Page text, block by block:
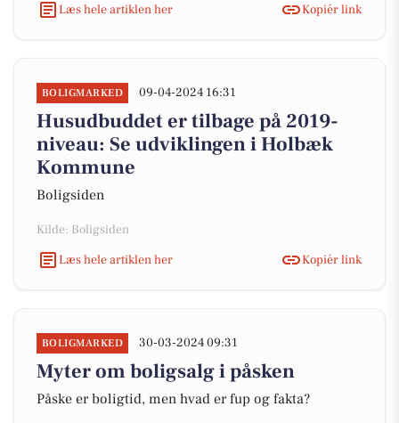
Læs hele artiklen her
Kopiér link
BOLIGMARKED 09-04-2024 16:31
Husudbuddet er tilbage på 2019-
niveau: Se udviklingen i Holbæk
Kommune
Boligsiden
Kilde: Boligsiden
Læs hele artiklen her
Kopiér link
BOLIGMARKED 30-03-2024 09:31
Myter om boligsalg i påsken
Påske er boligtid, men hvad er fup og fakta?